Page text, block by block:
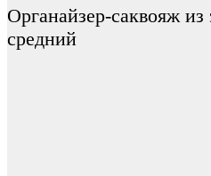
Органайзер-саквояж
средний